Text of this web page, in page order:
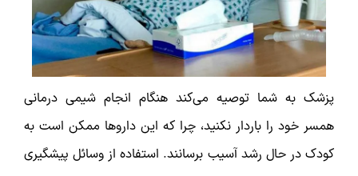
پزشک به شما توصیه می‌کند هنگام انجام شیمی درمانی
همسر خود را باردار نکنید، چرا که این داروها ممکن است به
کودک در حال رشد آسیب برسانند. استفاده از وسائل پیشگیری